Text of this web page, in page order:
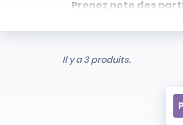
Prenez note des
- Stock limité et non
Il y a 3 produits.